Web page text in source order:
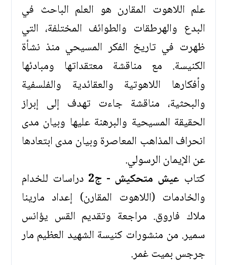
علم اللاهوت المقارن هو العلم الباحث في
البدع والهرطقات والطوائف المختلفة، التي
ظهرت في تاريخ الفكر المسيحي منذ نشأة
الكنيسة. مع مناقشة معتقداتها ومبادئها
وأفكارها اللاهوتية والعقائدية والفلسفية
والبحثية، مناقشة جاءت تهدف إلى إبراز
الحقيقة المسيحية والبرهنة عليها وبيان مدى
انحراف المذاهب المعاصرة وبيان مدى ابتعادها
عن الإيمان الرسولي.
كتاب عيش متحكيش - ج2 دراسات للخدام
والخادمات (اللاهوت المقارن) إعداد مارينا
ملاك فاروق. مراجعة وتقديم القس يؤانس
سمير. من منشورات كنيسة الشهيد العظيم مار
جرجس بميت غمر.